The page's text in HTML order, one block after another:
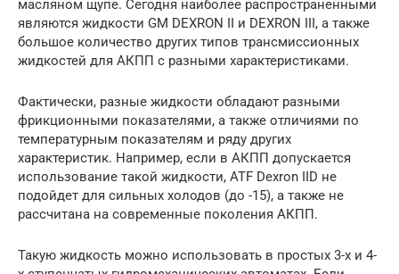
масляном щупе. Сегодня наиболее распространенными
являются жидкости GM DEXRON II и DEXRON III, а также
большое количество других типов трансмиссионных
жидкостей для АКПП с разными характеристиками.
Фактически, разные жидкости обладают разными
фрикционными показателями, а также отличиями по
температурным показателям и ряду других
характеристик. Например, если в АКПП допускается
использование такой жидкости, ATF Dexron IID не
подойдет для сильных холодов (до -15), а также не
рассчитана на современные поколения АКПП.
Такую жидкость можно использовать в простых 3-х и 4-